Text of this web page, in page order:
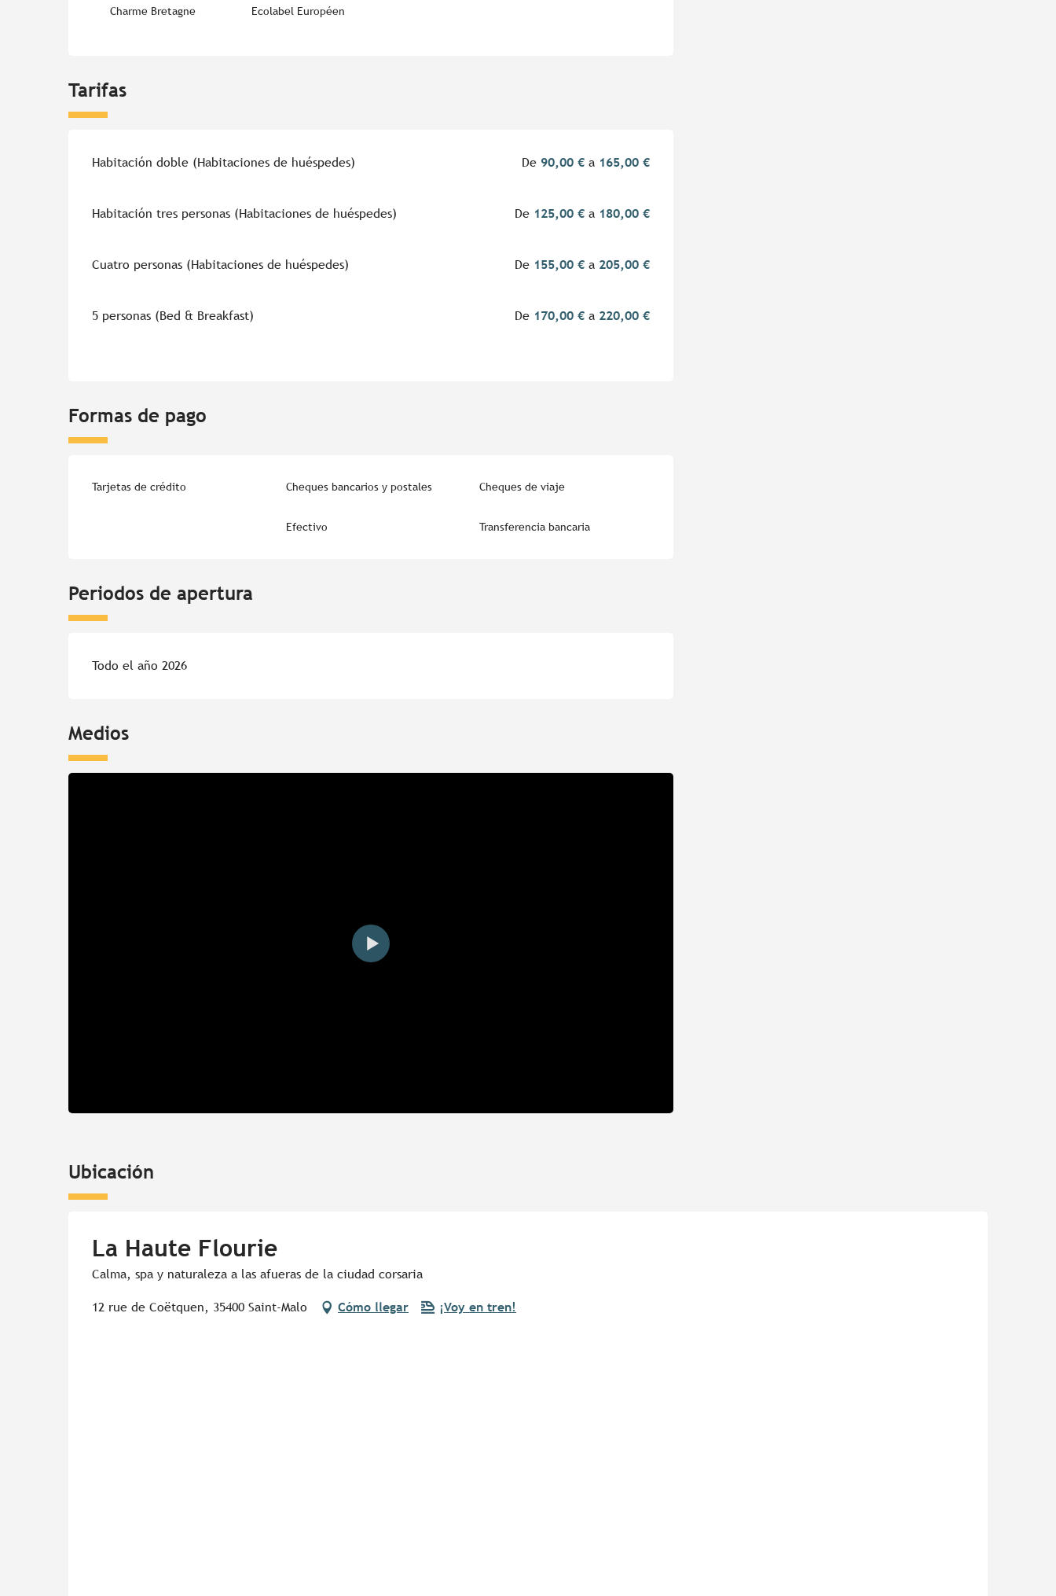
Charme Bretagne Ecolabel Européen
Tarifas
Tarifas 2026
Habitación doble (Habitaciones de huéspedes) De 90,00 € a 165,00 €
Habitación tres personas (Habitaciones de huéspedes) De 125,00 € a 180,00 €
Cuatro personas (Habitaciones de huéspedes) De 155,00 € a 205,00 €
5 personas (Bed & Breakfast) De 170,00 € a 220,00 €
Formas de pago
Tarjetas de crédito Cheques bancarios y postales Cheques de viaje
Efectivo Transferencia bancaria
Periodos de apertura
Todo el año 2026
Medios
Ubicación
La Haute Flourie
Calma, spa y naturaleza a las afueras de la ciudad corsaria
12 rue de Coëtquen, 35400 Saint-Malo Cómo llegar ¡Voy en tren!